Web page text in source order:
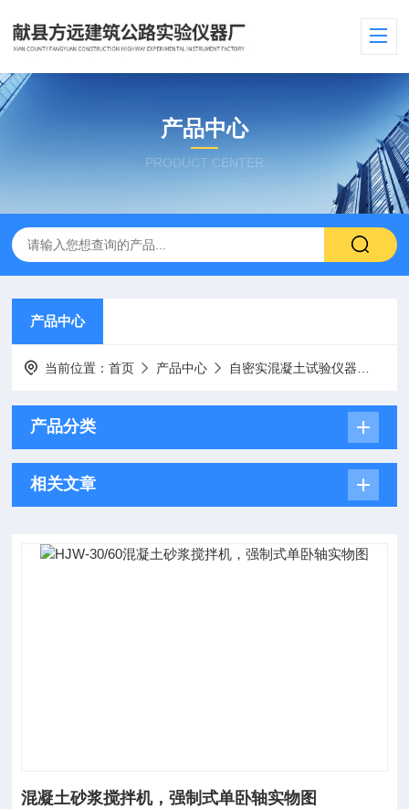
产品中心
PRODUCT CENTER
产品中心
当前位置：首页 产品中心 自密实混凝土试验仪器
产品分类
相关文章
混凝土砂浆搅拌机，强制式单卧轴实物图